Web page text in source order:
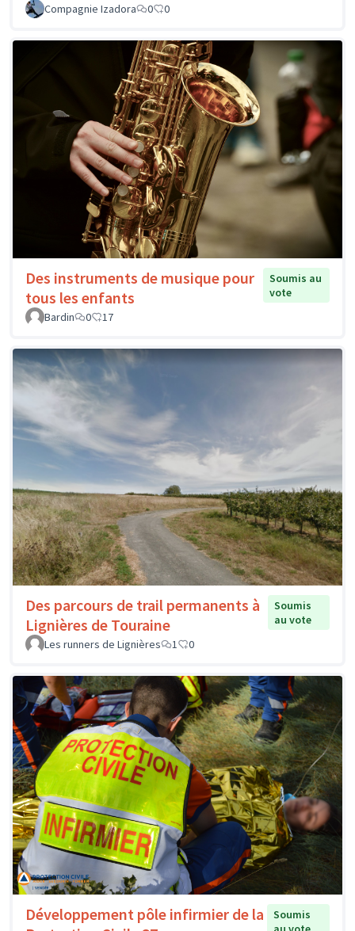
Compagnie Izadora
0 0
Des instruments de musique pour
tous les enfants
Soumis au
vote
Bardin
0 17
Des parcours de trail permanents à
Lignières de Touraine
Soumis
au vote
Les runners de Lignières
1 0
Développement pôle infirmier de la
Soumis